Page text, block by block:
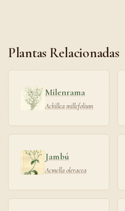
Plantas Relacionadas
Milenrama
Achillea millefolium
Jambú
Acmella oleracea